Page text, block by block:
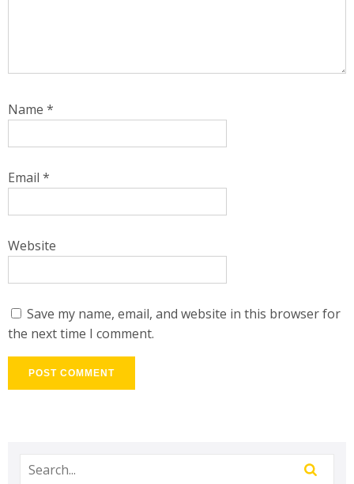
Name *
Email *
Website
Save my name, email, and website in this browser for
the next time I comment.